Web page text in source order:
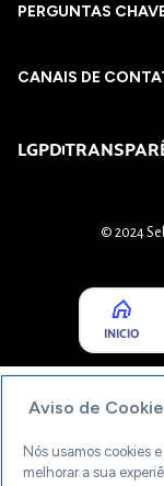
PERGUNTAS
CANAIS DE
LGPD
© 2024
INICIO
Aviso de
Nós usamos cookies
melhorar a sua